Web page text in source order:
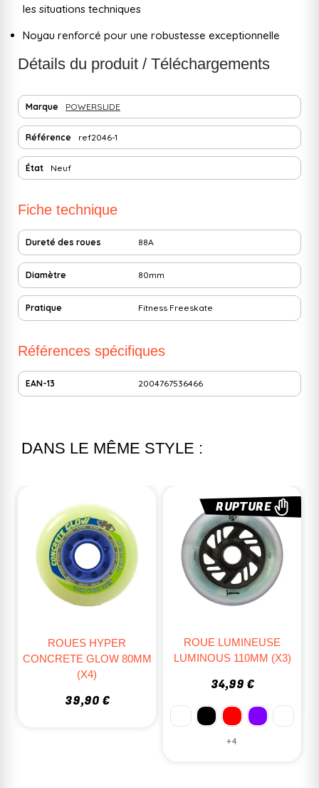
les situations techniques
Noyau renforcé pour une robustesse exceptionnelle
Détails du produit / Téléchargements
Marque POWERSLIDE
Référence ref2046-1
État Neuf
Fiche technique
Dureté des roues 88A
Diamètre 80mm
Pratique Fitness Freeskate
Références spécifiques
EAN-13 2004767536466
DANS LE MÊME STYLE :
RUPTURE
ROUE LUMINEUSE
LUMINOUS 110MM (X3)
34,99 €
RUPTURE
7,00 €